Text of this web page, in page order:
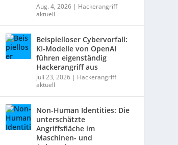
Aug. 4, 2026 | Hackerangriff
aktuell
Beispielloser Cybervorfall:
KI-Modelle von OpenAI
führen eigenständig
Hackerangriff aus
Juli 23, 2026 | Hackerangriff
aktuell
Non-Human Identities: Die
unterschätzte
Angriffsfläche im
Maschinen- und